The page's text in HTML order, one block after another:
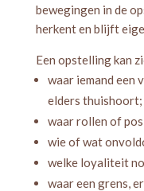
bewegingen in de
herkent en blijft
Een opstelling kan
waar iemand een
elders thuishoort;
waar rollen of
wie of wat
welke loyaliteit
waar een grens,